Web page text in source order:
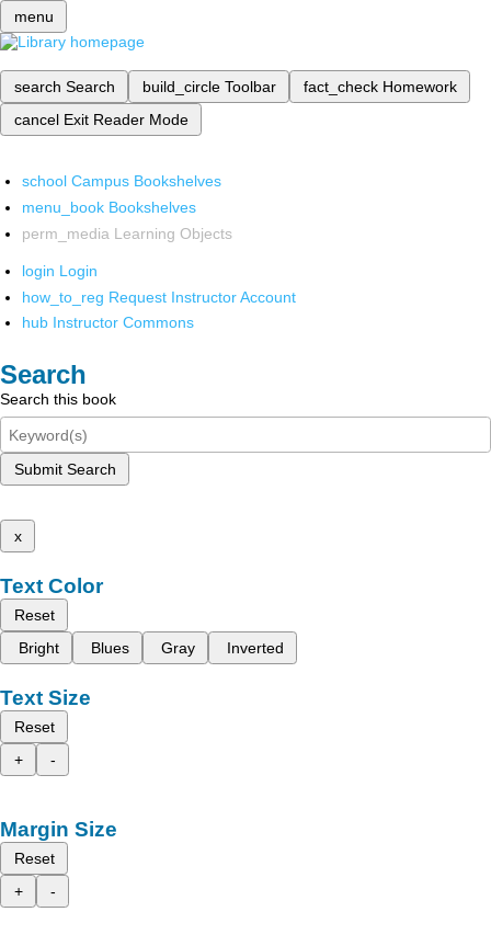
menu
search Search build_circle Toolbar fact_check Homework
cancel Exit Reader Mode
school Campus Bookshelves
menu_book Bookshelves
perm_media Learning Objects
login Login
how_to_reg Request Instructor Account
hub Instructor Commons
Search
Search this book
Submit Search
x
Text Color
Reset
Bright
Blues Gray Inverted
Text Size
Reset
+
-
Margin Size
Reset
+
-